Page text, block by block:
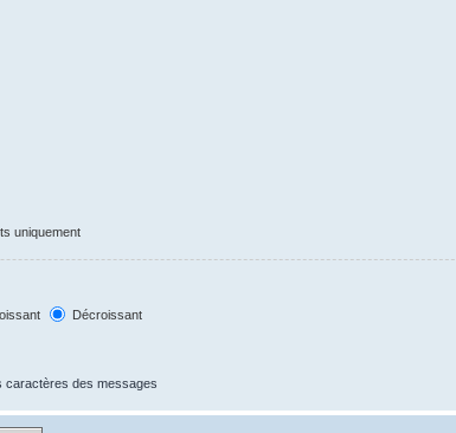
uniquement
Décroissant
caractères des messages